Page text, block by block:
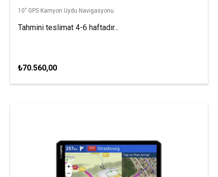
10″ GPS Kamyon Uydu Navigasyonu
Tahmini teslimat 4-6 haftadır...
₺70.560,00